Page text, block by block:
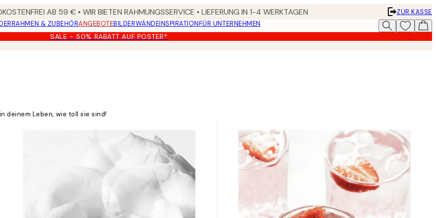
AB 59 € • WIR BIETEN RAHMUNGSSERVICE • LIEFERUNG IN 1-4 WERKTAGEN
ZUR KASSE
RAHMEN & ZUBEHÖRANGEBOTEBILDERWÄNDEINSPIRATIONFÜR UNTERNEHMEN
SALE - 50% RABATT AUF POSTER*
deinem Leben, wie toll sie sind!